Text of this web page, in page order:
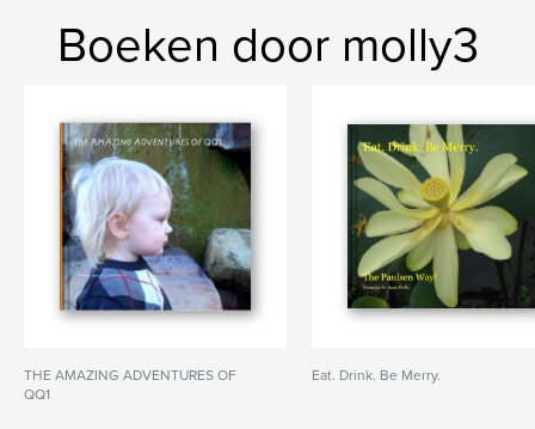
Boeken door molly3
THE AMAZING ADVENTURES OF
QQ1
Eat. Drink. Be Merry.